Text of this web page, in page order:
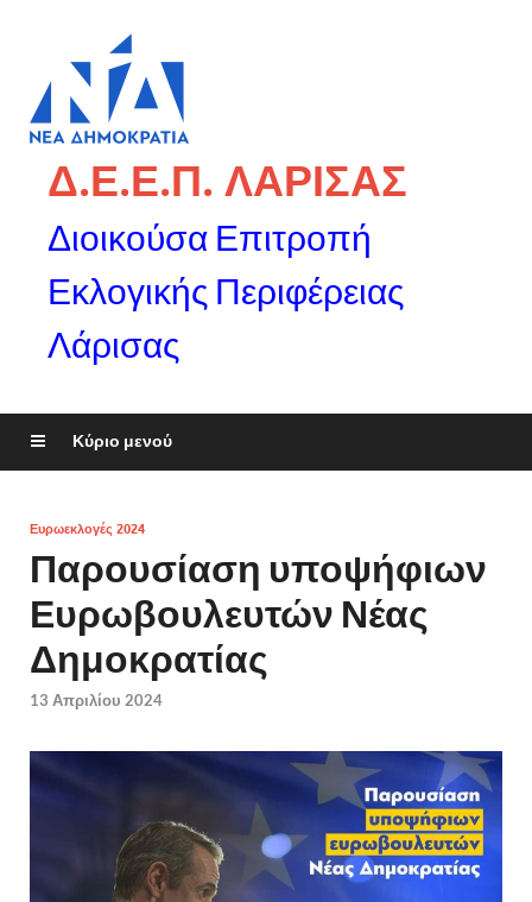
Δ.Ε.Ε.Π. ΛΑΡΙΣΑΣ
Διοικούσα Επιτροπή
Εκλογικής Περιφέρειας
Λάρισας
Κύριο μενού
Ευρωεκλογές 2024
Παρουσίαση υποψήφιων
Ευρωβουλευτών Νέας
Δημοκρατίας
13 Απριλίου 2024